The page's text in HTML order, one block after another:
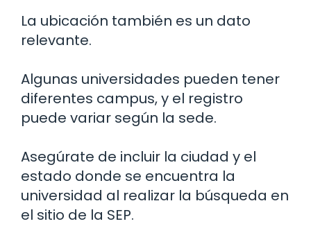
La ubicación también es un dato
relevante.
Algunas universidades pueden tener
diferentes campus, y el registro
puede variar según la sede.
Asegúrate de incluir la ciudad y el
estado donde se encuentra la
universidad al realizar la búsqueda en
el sitio de la SEP.